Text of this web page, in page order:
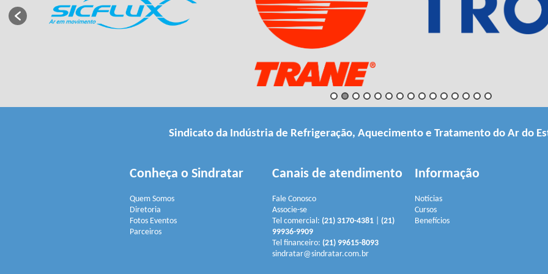
Sindicato da Indústria de Refrigeração, Aquecimento e Tratamento do Ar do
Conheça o Sindratar
Quem Somos
Diretoria
Fotos Eventos
Parceiros
Canais de atendimento
Fale Conosco
Associe-se
Tel comercial: (21) 3170-4381
(21)
99936-9909
Tel financeiro: (21) 99615-8093
sindratar@sindratar.com.br
Informação
Notícias
Cursos
Benefícios